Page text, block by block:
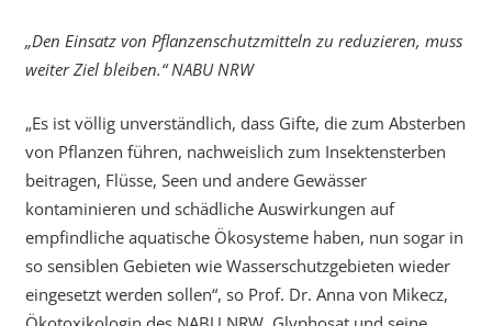
„Den Einsatz von Pflanzenschutzmitteln zu reduzieren, muss
weiter Ziel bleiben.“ NABU NRW
„Es ist völlig unverständlich, dass Gifte, die zum Absterben
von Pflanzen führen, nachweislich zum Insektensterben
beitragen, Flüsse, Seen und andere Gewässer
kontaminieren und schädliche Auswirkungen auf
empfindliche aquatische Ökosysteme haben, nun sogar in
so sensiblen Gebieten wie Wasserschutzgebieten wieder
eingesetzt werden sollen“, so Prof. Dr. Anna von Mikecz,